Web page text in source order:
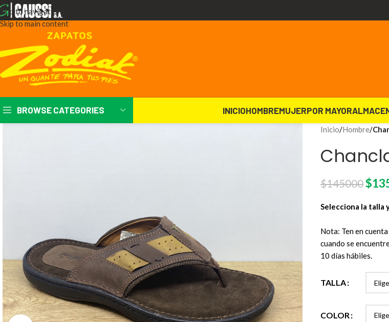
Skip to navigation
Skip to main content
BROWSE CATEGORIES INICIOHOMBREMUJERPOR MAYOR
Inicio/Hombre/
$145000$
Selecciona la talla
Nota: Ten en
cuando se
10 días hábiles.
TALLA
COLOR